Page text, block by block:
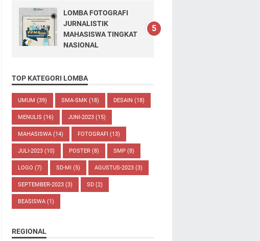
LOMBA FOTOGRAFI
JURNALISTIK
MAHASISWA TINGKAT
NASIONAL
TOP KATEGORI LOMBA
UMUM (39) SMA-SMK (18) DESAIN (18)
MENULIS (16) JUNI-2023 (15)
MAHASISWA (14) FOTOGRAFI (13)
JULI-2023 (10) POSTER (8) SMP (8)
LOGO (7) SD-MI (5) AGUSTUS-2023 (3)
SEPTEMBER-2023 (3) SD (2)
BEASISWA (1)
REGIONAL